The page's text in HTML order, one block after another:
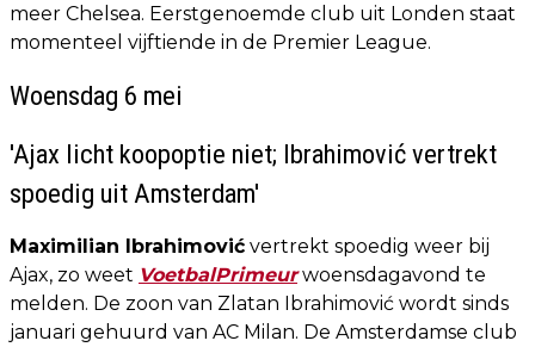
meer Chelsea. Eerstgenoemde club uit Londen staat
momenteel vijftiende in de Premier League.
Woensdag 6 mei
'Ajax licht koopoptie niet; Ibrahimović vertrekt
spoedig uit Amsterdam'
Maximilian Ibrahimović vertrekt spoedig weer bij
Ajax, zo weet VoetbalPrimeur woensdagavond te
melden. De zoon van Zlatan Ibrahimović wordt sinds
januari gehuurd van AC Milan. De Amsterdamse club